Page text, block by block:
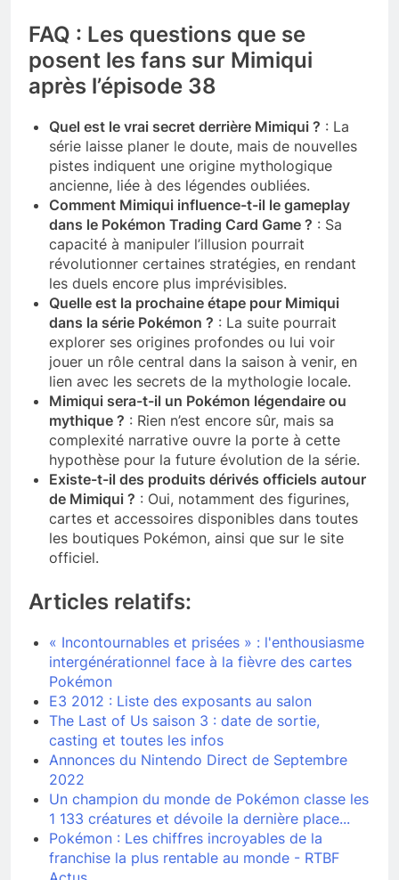
FAQ : Les questions que se
posent les fans sur Mimiqui
après l’épisode 38
Quel est le vrai secret derrière Mimiqui ? : La
série laisse planer le doute, mais de nouvelles
pistes indiquent une origine mythologique
ancienne, liée à des légendes oubliées.
Comment Mimiqui influence-t-il le gameplay
dans le Pokémon Trading Card Game ? : Sa
capacité à manipuler l’illusion pourrait
révolutionner certaines stratégies, en rendant
les duels encore plus imprévisibles.
Quelle est la prochaine étape pour Mimiqui
dans la série Pokémon ? : La suite pourrait
explorer ses origines profondes ou lui voir
jouer un rôle central dans la saison à venir, en
lien avec les secrets de la mythologie locale.
Mimiqui sera-t-il un Pokémon légendaire ou
mythique ? : Rien n’est encore sûr, mais sa
complexité narrative ouvre la porte à cette
hypothèse pour la future évolution de la série.
Existe-t-il des produits dérivés officiels autour
de Mimiqui ? : Oui, notamment des figurines,
cartes et accessoires disponibles dans toutes
les boutiques Pokémon, ainsi que sur le site
officiel.
Articles relatifs:
« Incontournables et prisées » : l'enthousiasme
intergénérationnel face à la fièvre des cartes
Pokémon
E3 2012 : Liste des exposants au salon
The Last of Us saison 3 : date de sortie,
casting et toutes les infos
Annonces du Nintendo Direct de Septembre
2022
Un champion du monde de Pokémon classe les
1 133 créatures et dévoile la dernière place...
Pokémon : Les chiffres incroyables de la
franchise la plus rentable au monde - RTBF